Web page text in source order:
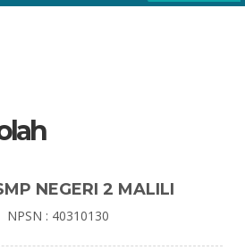
NEGERI 2 MALILI
NPSN : 40310130